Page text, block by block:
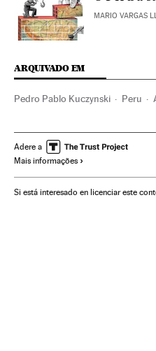
MARIO VARGAS
ARQUIVADO EM
Pedro Pablo Kuczynski Peru
Adere a
Mais informações
Si está interesado en licenciar este